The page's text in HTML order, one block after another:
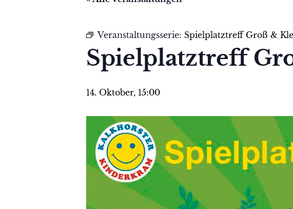
Veranstaltungsserie: Spielplatztreff Groß &
Spielplatztreff
14. Oktober, 15:00